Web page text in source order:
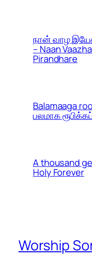
நான் வாழ
– Naan
Pirandhare
Balamaaga
பலமாக
A thousand
Holy Forever
Worship